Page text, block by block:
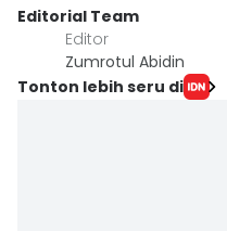
Editorial Team
Editor
Zumrotul Abidin
Tonton lebih seru di